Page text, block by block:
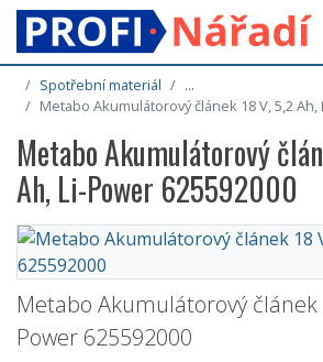
Spotřební materiál
...
Metabo Akumulátorový článek 18 V, 5,2 Ah,
Metabo Akumulátorový
Ah, Li-Power 625592000
Metabo Akumulátorový článek
Power 625592000